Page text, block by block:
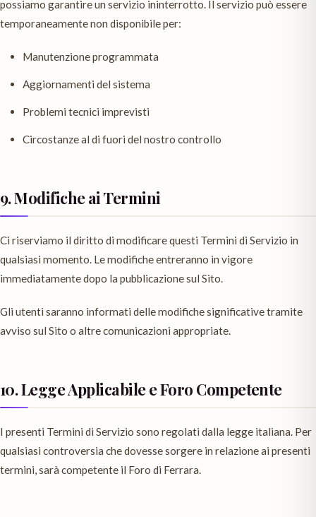
possiamo garantire un servizio ininterrotto. Il servizio può essere
temporaneamente non disponibile per:
Manutenzione programmata
Aggiornamenti del sistema
Problemi tecnici imprevisti
Circostanze al di fuori del nostro controllo
9. Modifiche ai Termini
Ci riserviamo il diritto di modificare questi Termini di Servizio in
qualsiasi momento. Le modifiche entreranno in vigore
immediatamente dopo la pubblicazione sul Sito.
Gli utenti saranno informati delle modifiche significative tramite
avviso sul Sito o altre comunicazioni appropriate.
10. Legge Applicabile e Foro Competente
I presenti Termini di Servizio sono regolati dalla legge italiana. Per
qualsiasi controversia che dovesse sorgere in relazione ai presenti
termini, sarà competente il Foro di Ferrara.